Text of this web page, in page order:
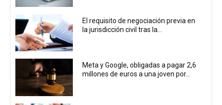
El requisito de negociación previa en
la jurisdicción civil tras la...
Meta y Google, obligadas a pagar 2,6
millones de euros a una joven por...